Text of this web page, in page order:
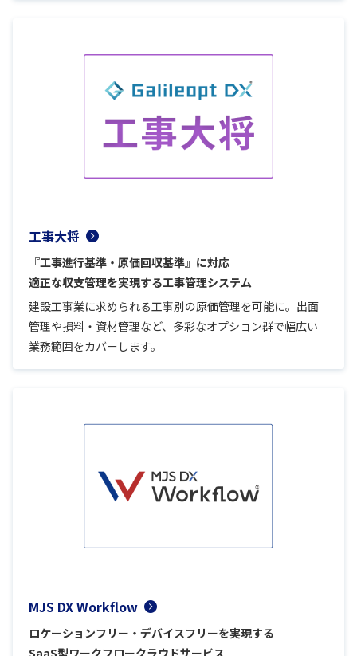
工事大将
『工事進行基準・原価回収基準』に対応
適正な収支管理を実現する工事管理システム
建設工事業に求められる工事別の原価管理を可能に。出面
管理や損料・資材管理など、多彩なオプション群で幅広い
業務範囲をカバーします。
MJS DX Workflow
ロケーションフリー・デバイスフリーを実現する
SaaS型ワークフロークラウドサービス